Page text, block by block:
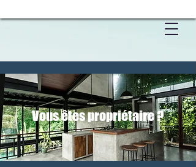
Vous êtes propriétaire ?